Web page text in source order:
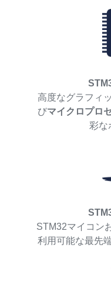
高度なグラフィ
びマイクロプロ
彩な
STM32マイコン
利用可能な最先